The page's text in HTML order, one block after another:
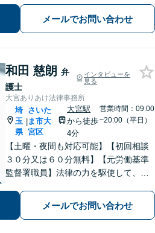
ます。どうぞお気軽にご相談くださ
メールでお問い合わせ
和田 慈朗 弁
護士
インタビューを
見る
大宮ありあけ法律事務所
埼
玉
県
|
さいた
ま市大
宮区
大宮駅
から徒歩
4分
営業時間：09:00
~20:00（平日）
【土曜・夜間も対応可能】【初回相談
３０分又は６０分無料】【元労働基準
監督署職員】法律の力を駆使して、ト
たいと思っています。費用が不安な方
もご相談ください。【大宮駅徒歩４
メールでお問い合わせ